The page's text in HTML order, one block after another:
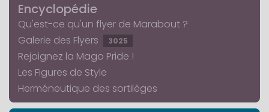
Encyclopédie
Qu'est-ce qu'un flyer de Marabout ?
Galerie des Flyers
3025
Rejoignez la Mago Pride !
Les Figures de Style
Herméneutique des sortilèges